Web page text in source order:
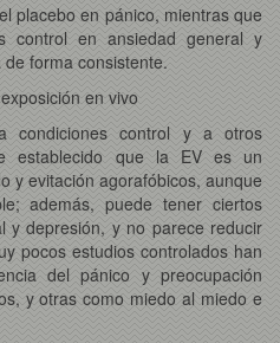
placebo en pánico, mientras que
control en ansiedad general y
forma consistente.
en vivo
condiciones control y a otros
establecido que la EV es un
y evitación agorafóbicos, aunque
además, puede tener ciertos
y depresión, y no parece reducir
pocos estudios controlados han
del pánico y preocupación
y otras como miedo al miedo e